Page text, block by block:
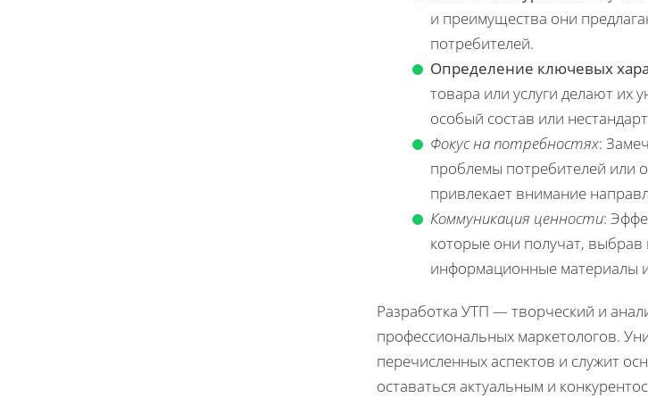
и преимущества они
потребителей.
Определение ключевых
товара или услуги делают их
особый состав или
Фокус на потребностях:
проблемы потребителей или
привлекает внимание
Коммуникация ценности:
которые они получат,
информационные материалы
Разработка УТП — творческий и
профессиональных маркетологов.
перечисленных аспектов и служит
оставаться актуальным и